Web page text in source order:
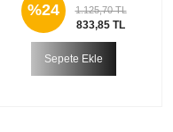
%24 1.125,70 TL
833,85 TL
Sepete Ekle